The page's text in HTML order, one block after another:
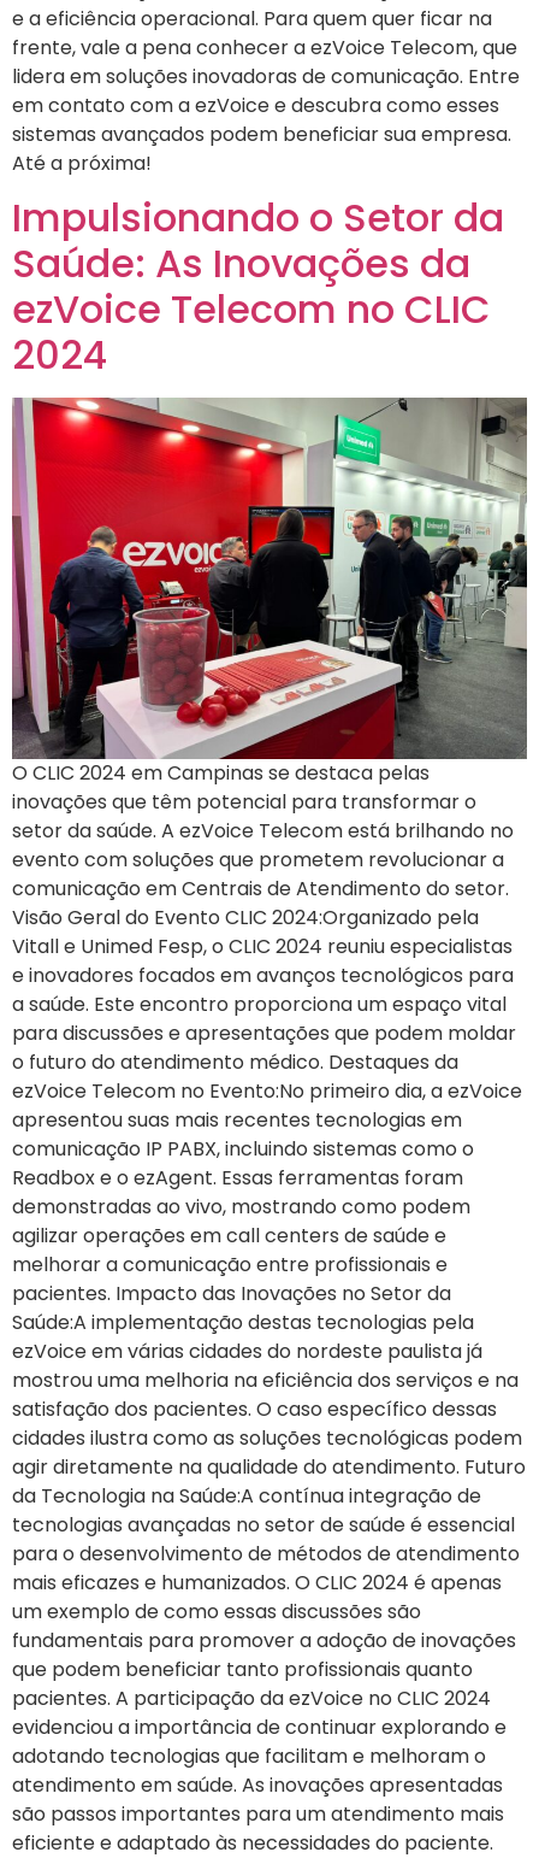
e a eficiência operacional. Para quem quer ficar na
frente, vale a pena conhecer a ezVoice Telecom, que
lidera em soluções inovadoras de comunicação. Entre
em contato com a ezVoice e descubra como esses
sistemas avançados podem beneficiar sua empresa.
Até a próxima!
Impulsionando o Setor da
Saúde: As Inovações da
ezVoice Telecom no CLIC
2024
O CLIC 2024 em Campinas se destaca pelas
inovações que têm potencial para transformar o
setor da saúde. A ezVoice Telecom está brilhando no
evento com soluções que prometem revolucionar a
comunicação em Centrais de Atendimento do setor.
Visão Geral do Evento CLIC 2024:Organizado pela
Vitall e Unimed Fesp, o CLIC 2024 reuniu especialistas
e inovadores focados em avanços tecnológicos para
a saúde. Este encontro proporciona um espaço vital
para discussões e apresentações que podem moldar
o futuro do atendimento médico. Destaques da
ezVoice Telecom no Evento:No primeiro dia, a ezVoice
apresentou suas mais recentes tecnologias em
comunicação IP PABX, incluindo sistemas como o
Readbox e o ezAgent. Essas ferramentas foram
demonstradas ao vivo, mostrando como podem
agilizar operações em call centers de saúde e
melhorar a comunicação entre profissionais e
pacientes. Impacto das Inovações no Setor da
Saúde:A implementação destas tecnologias pela
ezVoice em várias cidades do nordeste paulista já
mostrou uma melhoria na eficiência dos serviços e na
satisfação dos pacientes. O caso específico dessas
cidades ilustra como as soluções tecnológicas podem
agir diretamente na qualidade do atendimento. Futuro
da Tecnologia na Saúde:A contínua integração de
tecnologias avançadas no setor de saúde é essencial
para o desenvolvimento de métodos de atendimento
mais eficazes e humanizados. O CLIC 2024 é apenas
um exemplo de como essas discussões são
fundamentais para promover a adoção de inovações
que podem beneficiar tanto profissionais quanto
pacientes. A participação da ezVoice no CLIC 2024
evidenciou a importância de continuar explorando e
adotando tecnologias que facilitam e melhoram o
atendimento em saúde. As inovações apresentadas
são passos importantes para um atendimento mais
eficiente e adaptado às necessidades do paciente.